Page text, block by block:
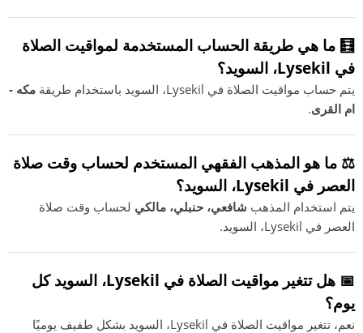
🧮 ما هي طريقة الحساب المستخدمة لمواقيت الصلاة
في Lysekil، السويد؟
يتم حساب مواقيت الصلاة في Lysekil، السويد باستخدام طريقة
مكه -
ام القرى.
⚖️ ما هو المذهب الفقهي المستخدم لحساب وقت صلاة
العصر في Lysekil، السويد؟
يتم استخدام المذهب شافعي، حنبلي، مالكي لحساب وقت صلاة
العصر في Lysekil، السويد.
📅 هل تتغير مواقيت الصلاة في Lysekil، السويد كل
يوم؟
نعم، تتغير مواقيت الصلاة في Lysekil، السويد بشكل طفيف يوميًا